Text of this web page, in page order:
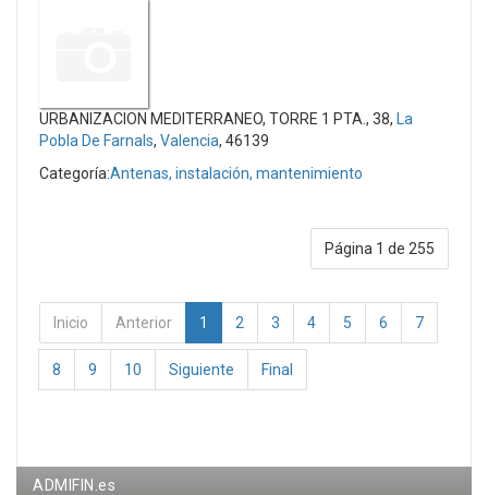
URBANIZACION MEDITERRANEO, TORRE 1 PTA., 38, La
Pobla De Farnals, Valencia, 46139
Categoría:Antenas, instalación, mantenimiento
Página 1 de 255
Inicio Anterior 1 2 3 4 5 6 7
8 9 10 Siguiente Final
ADMIFIN.es